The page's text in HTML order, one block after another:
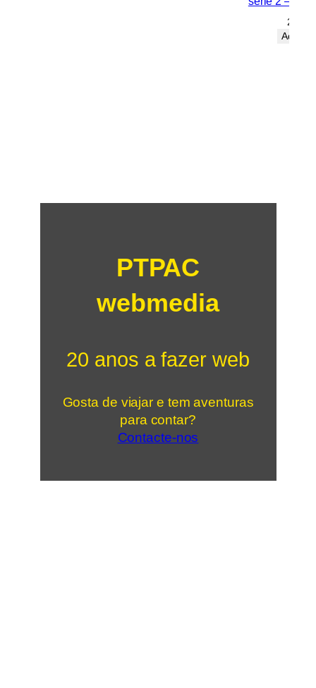
25,00
PTPAC
webmedia
20 anos a fazer web
Gosta de viajar e tem aventuras
para contar?
Contacte-nos